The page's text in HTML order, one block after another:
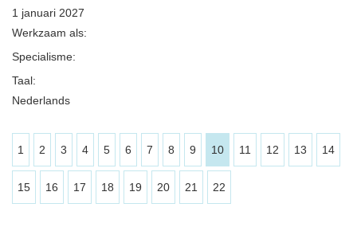
1 januari 2027
Werkzaam als:
Specialisme:
Taal:
Nederlands
1 2 3 4 5 6 7 8 9 10 11 12 13 14
15 16 17 18 19 20 21 22